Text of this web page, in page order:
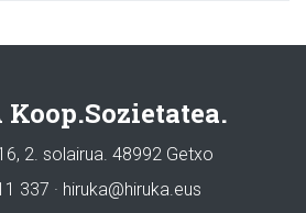
2. solairua. 48992 Getxo
337 · hiruka@hiruka.eus